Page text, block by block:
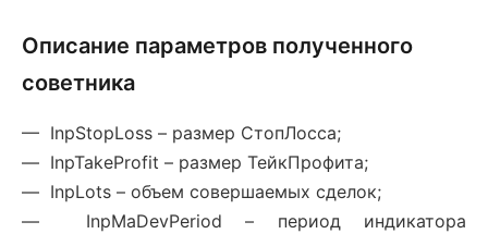
Описание параметров полученного
советника
— InpStopLoss – размер СтопЛосса;
— InpTakeProfit – размер ТейкПрофита;
— InpLots – объем совершаемых сделок;
— InpMaDevPeriod – период индикатора